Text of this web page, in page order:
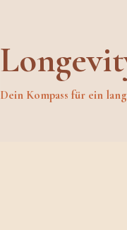
Dein Kompass für ein